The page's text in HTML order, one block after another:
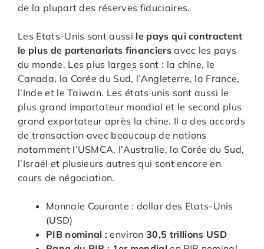
de la plupart des réserves fiduciaires.
Les Etats-Unis sont aussi le pays qui contractent
le plus de partenariats financiersavec les pays
du monde. Les plus larges sont : la chine, le
Canada, la Corée du Sud, l’Angleterre, la France,
l’Inde et le Taiwan. Les états unis sont aussi le
plus grand importateur mondial et le second plus
grand exportateur après la chine. Il a des accords
de transaction avec beaucoup de nations
notamment l’USMCA, l’Australie, la Corée du Sud,
l’Israël et plusieurs autres qui sont encore en
cours de négociation.
Monnaie Courante : dollar des Etats-Unis
(USD)
PIB nominal : environ30,5 trillions USD